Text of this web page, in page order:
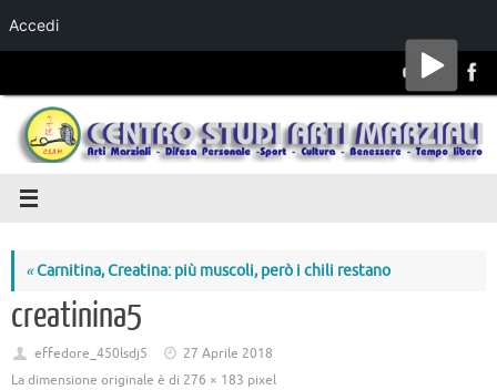
Accedi
Salta al
«Carnitina, Creatina: più muscoli, però i chili restano
creatinina5
effedore_450lsdj5
27 Aprile 2018
La dimensione originale è di 276 × 183 pixel